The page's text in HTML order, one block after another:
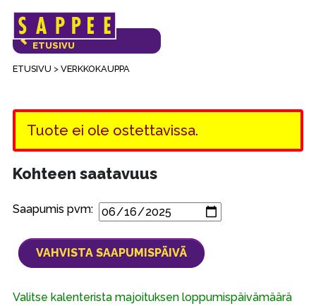
Päävalikko
ETUSIVU > VERKKOKAUPPA
VERKKOKAUPAN
ETUSIVU
Tuote ei ole ostettavissa.
Kohteen saatavuus
Saapumis pvm:
Valitse kalenterista majoituksen loppumispäivämäärä